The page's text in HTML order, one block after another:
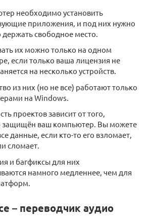
необходимо установить
приложения, и под них нужно
держать свободное место.
их можно только на одном
если только ваша лицензия не
на несколько устройств.
из них (но не все) работают только
на Windows.
проектов зависит от того,
защищён ваш компьютер. Вы можете
данные, если кто-то его взломает,
сломает.
и багфиксы для них
намного медленнее, чем для
– переводчик аудио